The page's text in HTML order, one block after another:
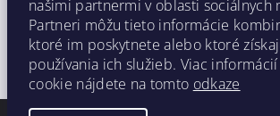
Bestent poradňa
Vianočné inšpirácie
našimi partnermi v oblasti sociálnych
Partneri môžu tieto informácie
ktoré im poskytnete alebo ktoré
používania ich služieb. Viac
cookie nájdete na tomto odkaze